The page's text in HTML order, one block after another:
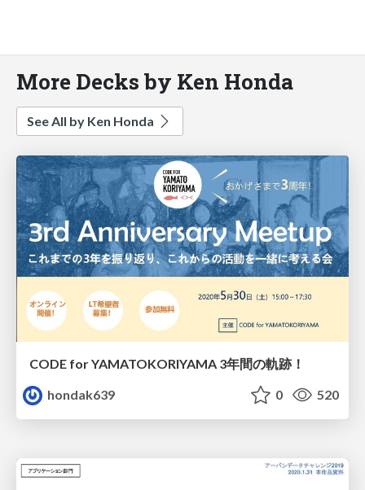
More Decks by Ken Honda
See All by Ken Honda
CODE for YAMATOKORIYAMA 3年間の軌跡！
hondak639
0 520